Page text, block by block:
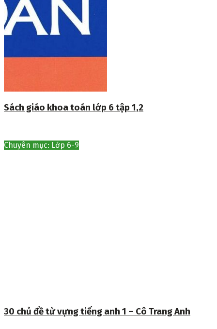
Sách giáo khoa toán lớp 6 tập 1,2
Chuyên mục: Lớp 6-9
30 chủ đề từ vựng tiếng anh 1 – Cô Trang Anh